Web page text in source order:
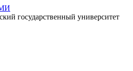
государственный университет